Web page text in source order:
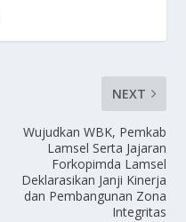
NEXT
Wujudkan WBK, Pemkab
Lamsel Serta Jajaran
Forkopimda Lamsel
Deklarasikan Janji Kinerja
dan Pembangunan Zona
Integritas